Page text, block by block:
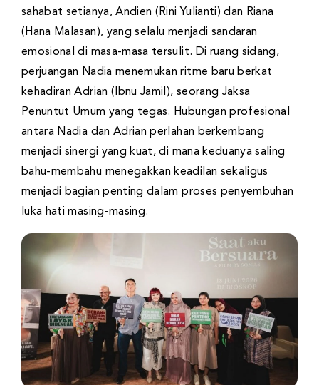
sahabat setianya, Andien (Rini Yulianti) dan Riana
(Hana Malasan), yang selalu menjadi sandaran
emosional di masa-masa tersulit. Di ruang sidang,
perjuangan Nadia menemukan ritme baru berkat
kehadiran Adrian (Ibnu Jamil), seorang Jaksa
Penuntut Umum yang tegas. Hubungan profesional
antara Nadia dan Adrian perlahan berkembang
menjadi sinergi yang kuat, di mana keduanya saling
bahu-membahu menegakkan keadilan sekaligus
menjadi bagian penting dalam proses penyembuhan
luka hati masing-masing.